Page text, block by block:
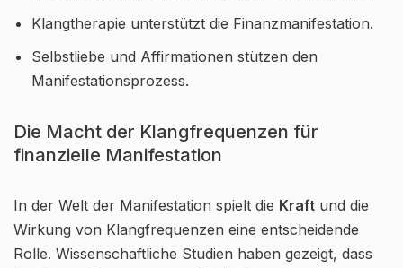
Klangtherapie unterstützt die Finanzmanifestation.
Selbstliebe und Affirmationen stützen den
Manifestationsprozess.
Die Macht der Klangfrequenzen für
finanzielle Manifestation
In der Welt der Manifestation spielt die Kraft und die
Wirkung von Klangfrequenzen eine entscheidende
Rolle. Wissenschaftliche Studien haben gezeigt, dass